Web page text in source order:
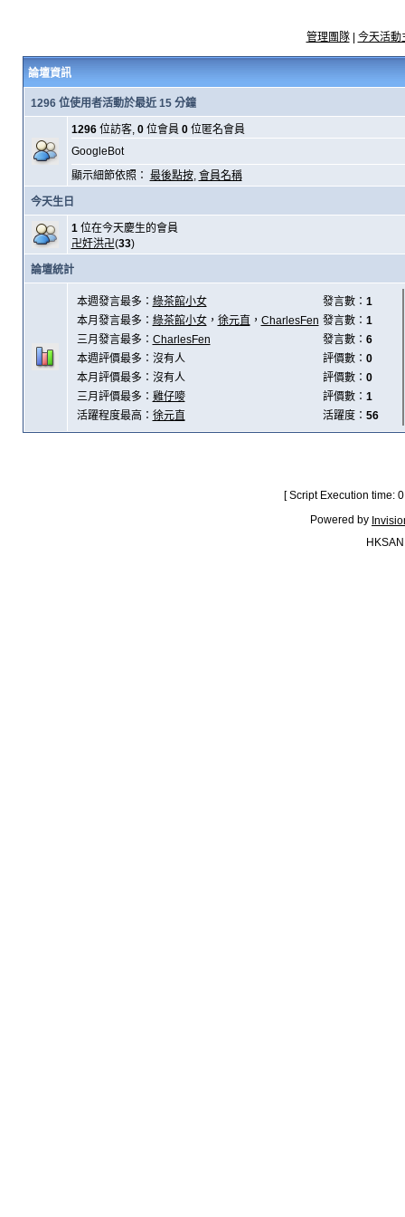
管理團隊| 今天活動
論壇資訊
1296 位使用者活動於最近 15 分鐘
1296位訪客, 0位會員 0位匿名會員
GoogleBot
顯示細節依照： 最後點按, 會員名稱
今天生日
1位在今天慶生的會員
卍奸洪卍(33)
論壇統計
本週發言最多： 綠茶館小女 發言數： 1
本月發言最多： 綠茶館小女， 徐元直 ， CharlesFen 發言數： 1
三月發言最多： CharlesFen 發言數： 6
本週評價最多：沒有人
評價數： 0
本月評價最多：沒有人
評價數： 0
三月評價最多： 雞仔嘜 評價數： 1
活躍程度最高： 徐元直 活躍度： 56
[ Script Execution time:
Powered by